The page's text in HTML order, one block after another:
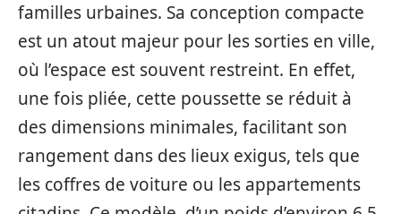
familles urbaines. Sa conception compacte
est un atout majeur pour les sorties en ville,
où l’espace est souvent restreint. En effet,
une fois pliée, cette poussette se réduit à
des dimensions minimales, facilitant son
rangement dans des lieux exigus, tels que
les coffres de voiture ou les appartements